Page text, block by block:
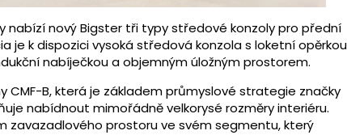
nabízí nový Bigster tři typy středové konzoly pro přední
je k dispozici vysoká středová konzola s loketní opěrkou
nabíječkou a objemným úložným prostorem.
CMF-B, která je základem průmyslové strategie značky
nabídnout mimořádně velkorysé rozměry interiéru.
zavazadlového prostoru ve svém segmentu, který